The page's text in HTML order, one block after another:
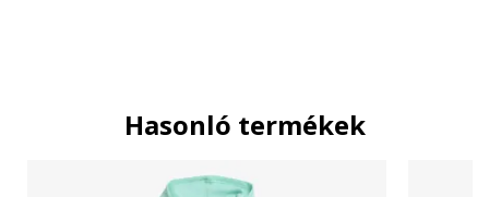
Hasonló termékek